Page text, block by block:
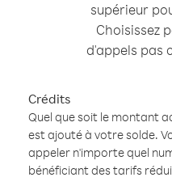
supérieur
Choisissez
d'appels pas
Crédits
Quel que soit le montant
est ajouté à votre solde.
appeler n'importe quel
bénéficiant des tarifs